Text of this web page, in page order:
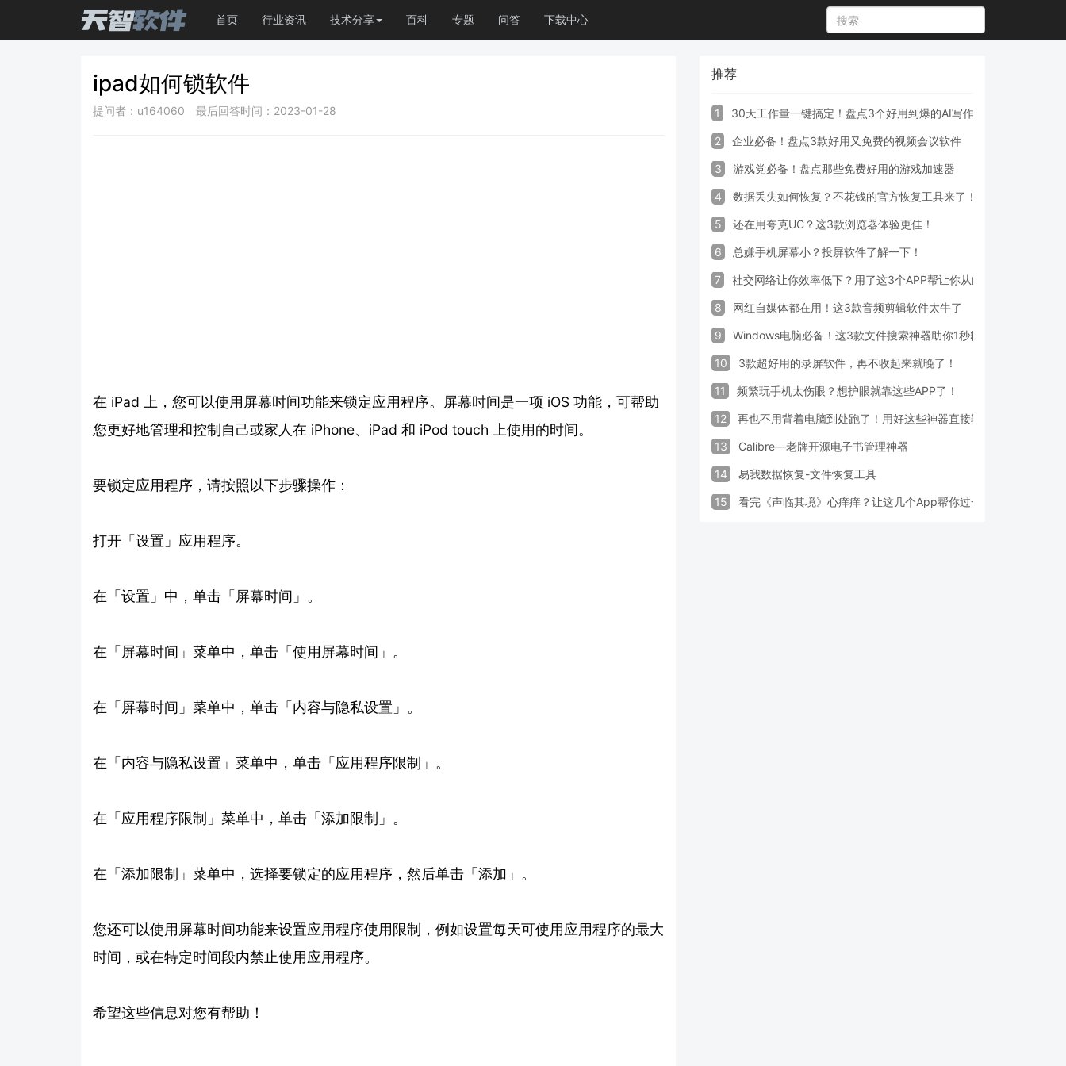
首页 行业资讯 技术分享 百科 专题 问答 下载中心
ipad如何锁软件
提问者：u164060 最后回答时间：2023-01-28
在 iPad 上，您可以使用屏幕时间功能来锁定应用程序。屏幕时间是一项 iOS 功能，可帮助
您更好地管理和控制自己或家人在 iPhone、iPad 和 iPod touch 上使用的时间。
要锁定应用程序，请按照以下步骤操作：
打开「设置」应用程序。
在「设置」中，单击「屏幕时间」。
在「屏幕时间」菜单中，单击「使用屏幕时间」。
在「屏幕时间」菜单中，单击「内容与隐私设置」。
在「内容与隐私设置」菜单中，单击「应用程序限制」。
在「应用程序限制」菜单中，单击「添加限制」。
在「添加限制」菜单中，选择要锁定的应用程序，然后单击「添加」。
您还可以使用屏幕时间功能来设置应用程序使用限制，例如设置每天可使用应用程序的最大
时间，或在特定时间段内禁止使用应用程序。
希望这些信息对您有帮助！
推荐
1 30天工作量一键搞定！盘点3个好用到爆的AI写作生成器工具
2 企业必备！盘点3款好用又免费的视频会议软件
3 游戏党必备！盘点那些免费好用的游戏加速器
4 数据丢失如何恢复？不花钱的官方恢复工具来了！
5 还在用夸克UC？这3款浏览器体验更佳！
6 总嫌手机屏幕小？投屏软件了解一下！
7 社交网络让你效率低下？用了这3个APP帮让你从此戒掉手机！
8 网红自媒体都在用！这3款音频剪辑软件太牛了
9 Windows电脑必备！这3款文件搜索神器助你1秒精准定位文件
10 3款超好用的录屏软件，再不收起来就晚了！
11 频繁玩手机太伤眼？想护眼就靠这些APP了！
12 再也不用背着电脑到处跑了！用好这些神器直接轻松办公
13 Calibre—老牌开源电子书管理神器
14 易我数据恢复-文件恢复工具
15 看完《声临其境》心痒痒？让这几个App帮你过一把配音瘾